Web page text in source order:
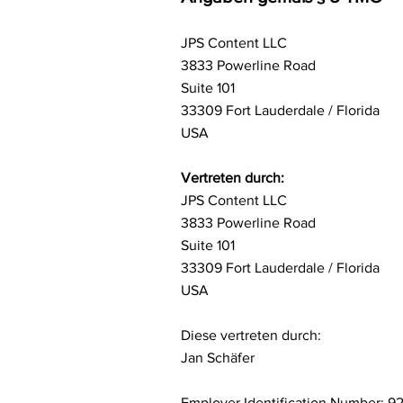
JPS Content LLC
3833 Powerline Road
Suite 101
33309 Fort Lauderdale / Florida
USA
Vertreten durch:
JPS Content LLC
3833 Powerline Road
Suite 101
33309 Fort Lauderdale / Florida
USA
Diese vertreten durch:
Jan Schäfer